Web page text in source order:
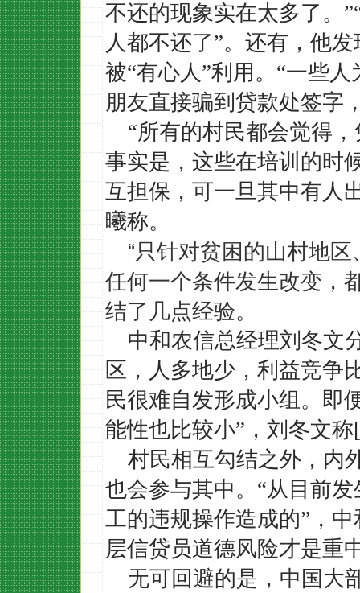
不还的现象实在太多了。
人都不还了”。还有，他
被“有心人”利用。“一些
朋友直接骗到贷款处签字
“所有的村民都会觉得
事实是，这些在培训的时
互担保，可一旦其中有人
曦称。
“只针对贫困的山村地
任何一个条件发生改变，
结了几点经验。
中和农信总经理刘冬文
区，人多地少，利益竞争
民很难自发形成小组。即
能性也比较小”，刘冬文称
村民相互勾结之外，内
也会参与其中。 “从目前
工的违规操作造成的”，
层信贷员道德风险才是重
无可回避的是，中国大